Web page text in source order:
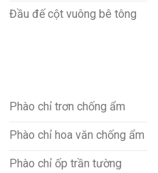
Đầu đế cột vuông bê tông
Phào chỉ trơn chống ẩm
Phào chỉ hoa văn chống ẩm
Phào chỉ ốp trần tường